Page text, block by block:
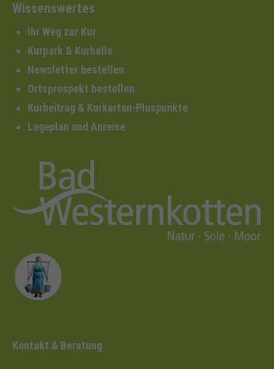
Wissenswertes
Ihr Weg zur Kur
Kurpark & Kurhalle
Newsletter bestellen
Ortsprospekt bestellen
Kurbeitrag & Kurkarten-Pluspunkte
Lageplan und Anreise
Kontakt & Beratung